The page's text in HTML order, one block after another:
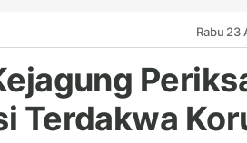
Rabu 23
Terdakwa